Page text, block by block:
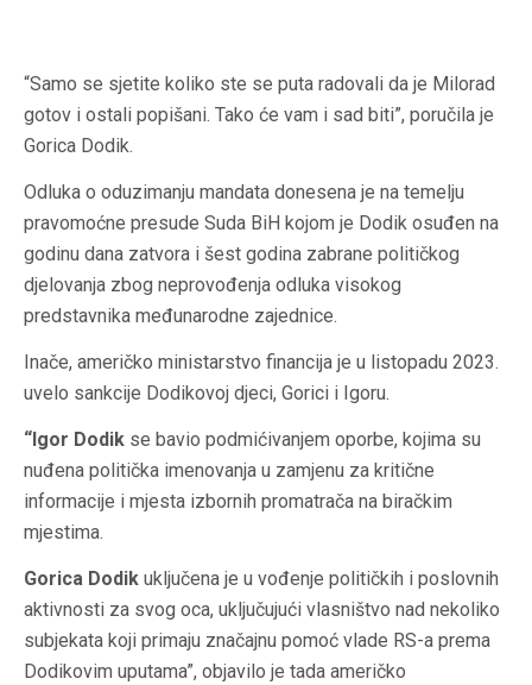
“Samo se sjetite koliko ste se puta radovali da je Milorad
gotov i ostali popišani. Tako će vam i sad biti”, poručila je
Gorica Dodik.
Odluka o oduzimanju mandata donesena je na temelju
pravomoćne presude Suda BiH kojom je Dodik osuđen na
godinu dana zatvora i šest godina zabrane političkog
djelovanja zbog neprovođenja odluka visokog
predstavnika međunarodne zajednice.
Inače, američko ministarstvo financija je u listopadu 2023.
uvelo sankcije Dodikovoj djeci, Gorici i Igoru.
“Igor Dodik se bavio podmićivanjem oporbe, kojima su
nuđena politička imenovanja u zamjenu za kritične
informacije i mjesta izbornih promatrača na biračkim
mjestima.
Gorica Dodik uključena je u vođenje političkih i poslovnih
aktivnosti za svog oca, uključujući vlasništvo nad nekoliko
subjekata koji primaju značajnu pomoć vlade RS-a prema
Dodikovim uputama”, objavilo je tada američko